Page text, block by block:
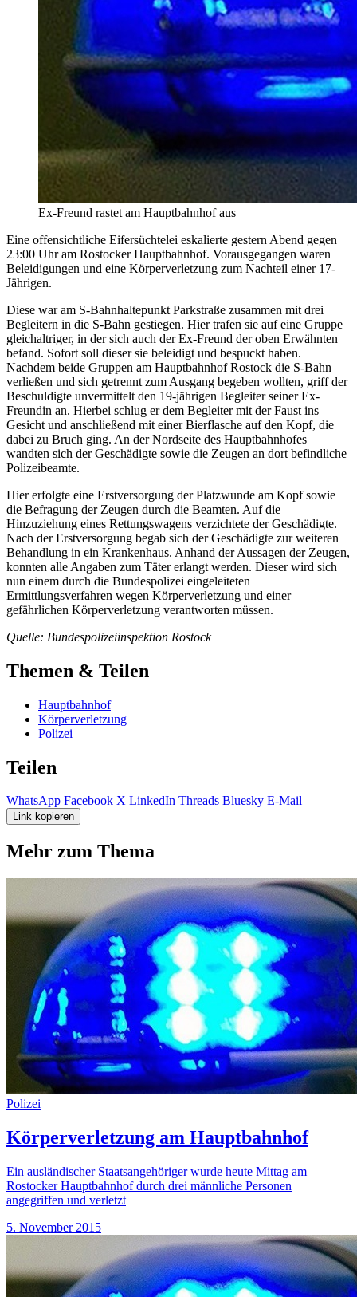
Ex-Freund rastet am Hauptbahnhof aus
Eine offensichtliche Eifersüchtelei eskalierte gestern Abend gegen
23:00 Uhr am Rostocker Hauptbahnhof. Vorausgegangen waren
Beleidigungen und eine Körperverletzung zum Nachteil einer 17-
Jährigen.
Diese war am S-Bahnhaltepunkt Parkstraße zusammen mit drei
Begleitern in die S-Bahn gestiegen. Hier trafen sie auf eine Gruppe
gleichaltriger, in der sich auch der Ex-Freund der oben Erwähnten
befand. Sofort soll dieser sie beleidigt und bespuckt haben.
Nachdem beide Gruppen am Hauptbahnhof Rostock die S-Bahn
verließen und sich getrennt zum Ausgang begeben wollten, griff der
Beschuldigte unvermittelt den 19-jährigen Begleiter seiner Ex-
Freundin an. Hierbei schlug er dem Begleiter mit der Faust ins
Gesicht und anschließend mit einer Bierflasche auf den Kopf, die
dabei zu Bruch ging. An der Nordseite des Hauptbahnhofes
wandten sich der Geschädigte sowie die Zeugen an dort befindliche
Polizeibeamte.
Hier erfolgte eine Erstversorgung der Platzwunde am Kopf sowie
die Befragung der Zeugen durch die Beamten. Auf die
Hinzuziehung eines Rettungswagens verzichtete der Geschädigte.
Nach der Erstversorgung begab sich der Geschädigte zur weiteren
Behandlung in ein Krankenhaus. Anhand der Aussagen der Zeugen,
konnten alle Angaben zum Täter erlangt werden. Dieser wird sich
nun einem durch die Bundespolizei eingeleiteten
Ermittlungsverfahren wegen Körperverletzung und einer
gefährlichen Körperverletzung verantworten müssen.
Quelle: Bundespolizeiinspektion Rostock
Themen & Teilen
Hauptbahnhof
Körperverletzung
Polizei
Teilen
WhatsApp Facebook X LinkedIn Threads Bluesky E-Mail
Link kopieren
Mehr zum Thema
Polizei
Körperverletzung am Hauptbahnhof
Ein ausländischer Staatsangehöriger wurde heute Mittag am
Rostocker Hauptbahnhof durch drei männliche Personen
angegriffen und verletzt
5. November 2015